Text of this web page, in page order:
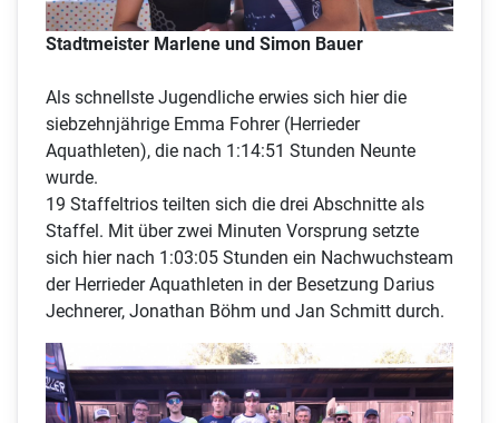
Stadtmeister Marlene und Simon Bauer
Als schnellste Jugendliche erwies sich hier die
siebzehnjährige Emma Fohrer (Herrieder
Aquathleten), die nach 1:14:51 Stunden Neunte
wurde.
19 Staffeltrios teilten sich die drei Abschnitte als
Staffel. Mit über zwei Minuten Vorsprung setzte
sich hier nach 1:03:05 Stunden ein Nachwuchsteam
der Herrieder Aquathleten in der Besetzung Darius
Jechnerer, Jonathan Böhm und Jan Schmitt durch.